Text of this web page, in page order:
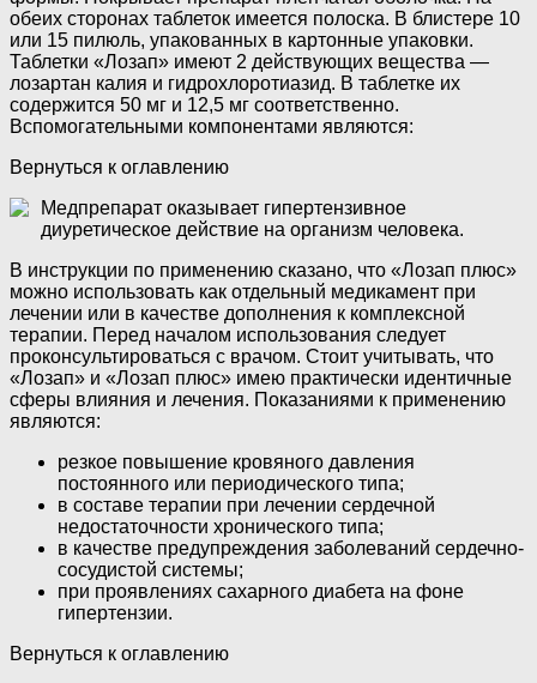
обеих сторонах таблеток имеется полоска. В блистере 10
или 15 пилюль, упакованных в картонные упаковки.
Таблетки «Лозап» имеют 2 действующих вещества —
лозартан калия и гидрохлоротиазид. В таблетке их
содержится 50 мг и 12,5 мг соответственно.
Вспомогательными компонентами являются:
Вернуться к оглавлению
Медпрепарат оказывает гипертензивное
диуретическое действие на организм человека.
В инструкции по применению сказано, что «Лозап плюс»
можно использовать как отдельный медикамент при
лечении или в качестве дополнения к комплексной
терапии. Перед началом использования следует
проконсультироваться с врачом. Стоит учитывать, что
«Лозап» и «Лозап плюс» имею практически идентичные
сферы влияния и лечения. Показаниями к применению
являются:
резкое повышение кровяного давления
постоянного или периодического типа;
в составе терапии при лечении сердечной
недостаточности хронического типа;
в качестве предупреждения заболеваний сердечно-
сосудистой системы;
при проявлениях сахарного диабета на фоне
гипертензии.
Вернуться к оглавлению